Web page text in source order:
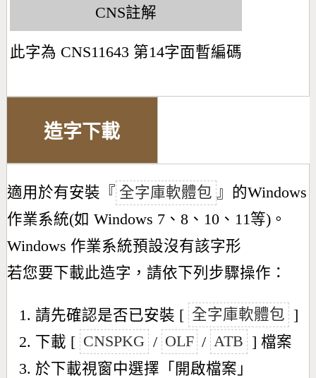
CNS註解
此字為 CNS11643 第14字面暫編碼
造字下載
適用於有安裝『 全字庫軟體包 』的Windows
作業系統(如 Windows 7、8、10、11等)。
Windows 作業系統預設沒有該字形
若您要下載此造字，請依下列步驟操作：
請先確認是否已安裝 [ 全字庫軟體包 ]
下載 [ CNSPKG / OLF / ATB ] 檔案
於下載視窗中選擇「開啟檔案」